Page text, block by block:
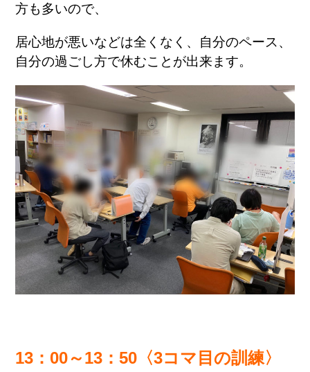
方も多いので、
居心地が悪いなどは全くなく、自分のペース、
自分の過ごし方で休むことが出来ます。
13：00～13：50〈3コマ目の訓練〉